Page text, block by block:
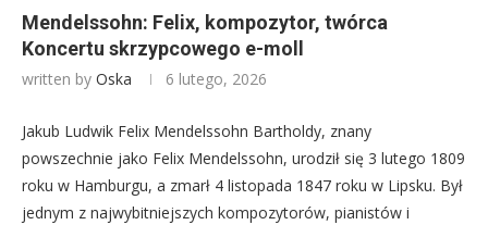
Mendelssohn: Felix, kompozytor, twórca
Koncertu skrzypcowego e-moll
written by Oska 6 lutego, 2026
Jakub Ludwik Felix Mendelssohn Bartholdy, znany
powszechnie jako Felix Mendelssohn, urodził się 3 lutego 1809
roku w Hamburgu, a zmarł 4 listopada 1847 roku w Lipsku. Był
jednym z najwybitniejszych kompozytorów, pianistów i